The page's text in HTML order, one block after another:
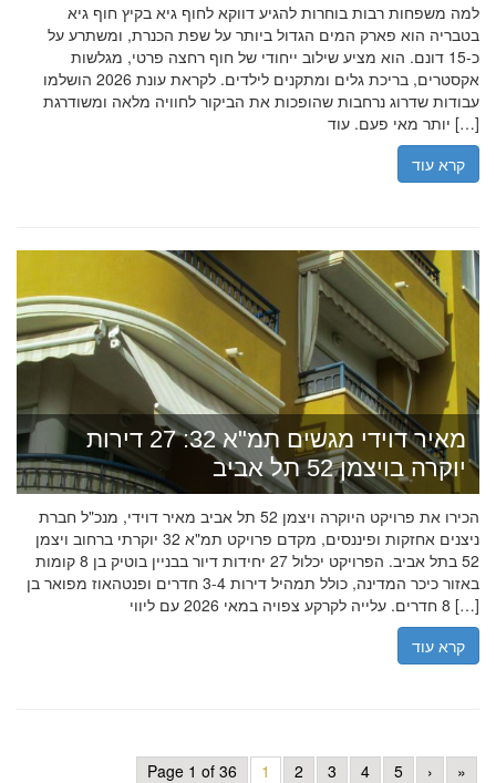
למה משפחות רבות בוחרות להגיע דווקא לחוף גיא בקיץ חוף גיא
בטבריה הוא פארק המים הגדול ביותר על שפת הכנרת, ומשתרע על
כ-15 דונם. הוא מציע שילוב ייחודי של חוף רחצה פרטי, מגלשות
אקסטרים, בריכת גלים ומתקנים לילדים. לקראת עונת 2026 הושלמו
עבודות שדרוג נרחבות שהופכות את הביקור לחוויה מלאה ומשודרגת
יותר מאי פעם. עוד […]
קרא עוד
מאיר דוידי מגשים תמ"א 32: 27 דירות
יוקרה בויצמן 52 תל אביב
הכירו את פרויקט היוקרה ויצמן 52 תל אביב מאיר דוידי, מנכ"ל חברת
ניצנים אחזקות ופיננסים, מקדם פרויקט תמ"א 32 יוקרתי ברחוב ויצמן
52 בתל אביב. הפרויקט יכלול 27 יחידות דיור בבניין בוטיק בן 8 קומות
באזור כיכר המדינה, כולל תמהיל דירות 3-4 חדרים ופנטהאוז מפואר בן
8 חדרים. עלייה לקרקע צפויה במאי 2026 עם ליווי […]
קרא עוד
Page 1 of 36 1 2 3 4 5 › »